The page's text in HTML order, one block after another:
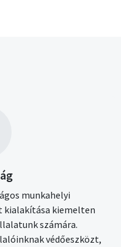
munkahelyi
kialakítása kiemelten
számára.
védőeszközt,